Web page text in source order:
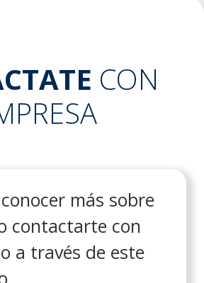
CON
más sobre
contactarte con
a través de este